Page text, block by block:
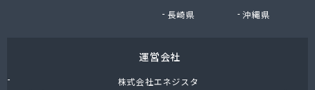
長崎県
沖縄県
運営会社
株式会社エネジスタ